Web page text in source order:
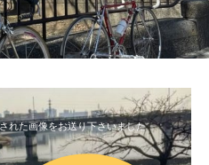
れた画像をお送り下さいました